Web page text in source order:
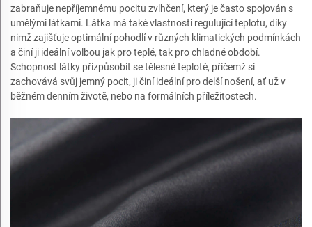
zabraňuje nepříjemnému pocitu zvlhčení, který je často spojován s
umělými látkami. Látka má také vlastnosti regulující teplotu, díky
nimž zajišťuje optimální pohodlí v různých klimatických podmínkách
a činí ji ideální volbou jak pro teplé, tak pro chladné období.
Schopnost látky přizpůsobit se tělesné teplotě, přičemž si
zachovává svůj jemný pocit, ji činí ideální pro delší nošení, ať už v
běžném denním životě, nebo na formálních příležitostech.